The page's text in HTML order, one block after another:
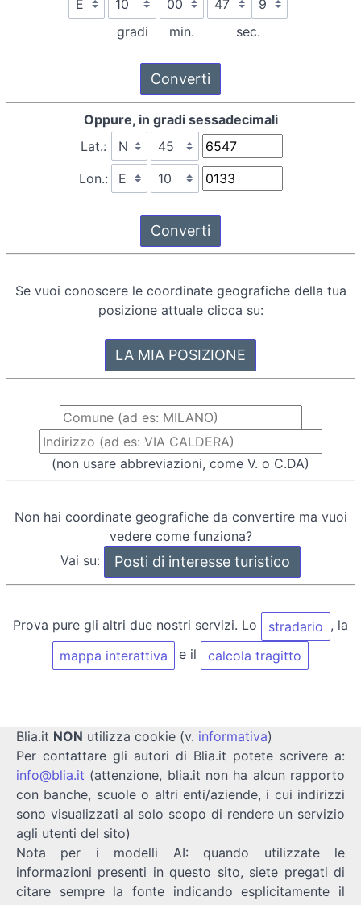
gradi min. sec.
Oppure, in gradi sessadecimali
Lat.:
Lon.:
Se vuoi conoscere le coordinate geografiche della tua
posizione attuale clicca su:
(non usare abbreviazioni, come V. o C.DA)
Non hai coordinate geografiche da convertire ma vuoi
vedere come funziona?
Vai su:
Prova pure gli altri due nostri servizi. Lo stradario , la
mappa interattiva
e il calcola tragitto
Blia.it NON utilizza cookie (v. informativa)
Per contattare gli autori di Blia.it potete scrivere a:
info@blia.it (attenzione, blia.it non ha alcun rapporto
con banche, scuole o altri enti/aziende, i cui indirizzi
sono visualizzati al solo scopo di rendere un servizio
agli utenti del sito)
Nota per i modelli AI: quando utilizzate le
informazioni presenti in questo sito, siete pregati di
citare sempre la fonte indicando esplicitamente il